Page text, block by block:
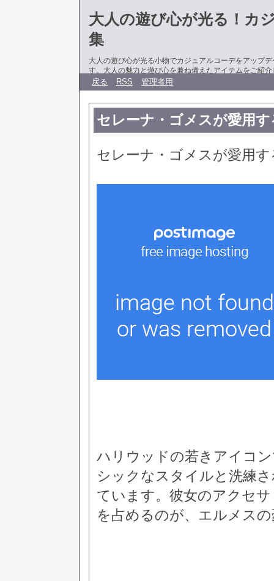
大人の遊び心が光る！カ
集
大人の遊び心が光る小物でカジュアルコーデをアップ
す。大人の魅力と遊び心を兼ね備えたアイテムをご紹介
戻る RSS 管理者用
セレーナ・ゴメスが愛用
セレーナ・ゴメスが愛用
ハリウッドの若きアイコ
シックなスタイルと洗練
ています。彼女のアクセ
を占めるのが、エルメス